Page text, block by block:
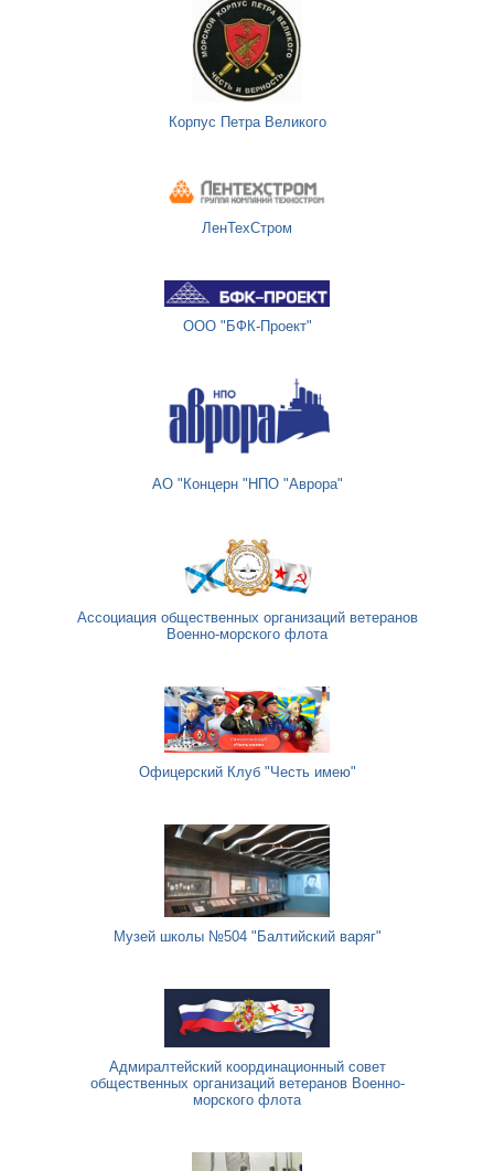
Корпус Петра Великого
ЛенТехСтром
ООО "БФК-Проект"
АО "Концерн "НПО "Аврора"
Ассоциация общественных организаций ветеранов
Военно-морского флота
Офицерский Клуб "Честь имею"
Музей школы №504 "Балтийский варяг"
Адмиралтейский координационный совет
общественных организаций ветеранов Военно-
морского флота